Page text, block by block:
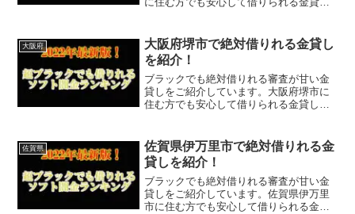
はなく、国または岡山県岡山市で貸金業
登録をしている正規の金貸し...
大阪府
大阪府堺市で絶対借りれる金貸し
を紹介！
ブラックでも絶対借りれる審査が甘い金
貸しをご紹介しています。大阪府堺市に
住む方でも安心して借りられる金貸しな
く、国または大阪府堺市で貸金業登録を
している正規の金貸しなの...
佐賀県
佐賀県伊万里市で絶対借りれる金
貸しを紹介！
ブラックでも絶対借りれる審査が甘い金
貸しをご紹介しています。佐賀県伊万里
市に住む方でも安心して借りられる金貸